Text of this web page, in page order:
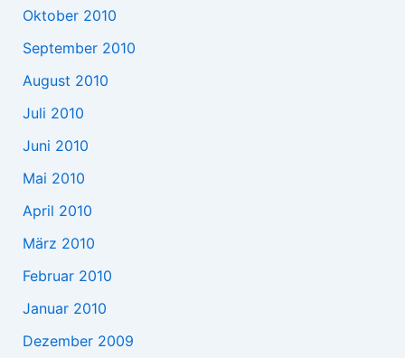
Oktober 2010
September 2010
August 2010
Juli 2010
Juni 2010
Mai 2010
April 2010
März 2010
Februar 2010
Januar 2010
Dezember 2009